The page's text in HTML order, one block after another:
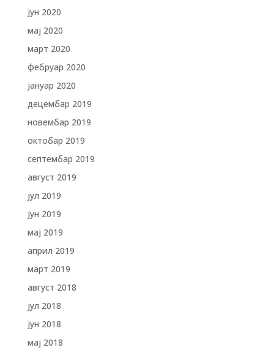
јун 2020
мај 2020
март 2020
фебруар 2020
јануар 2020
децембар 2019
новембар 2019
октобар 2019
септембар 2019
август 2019
јул 2019
јун 2019
мај 2019
април 2019
март 2019
август 2018
јул 2018
јун 2018
мај 2018